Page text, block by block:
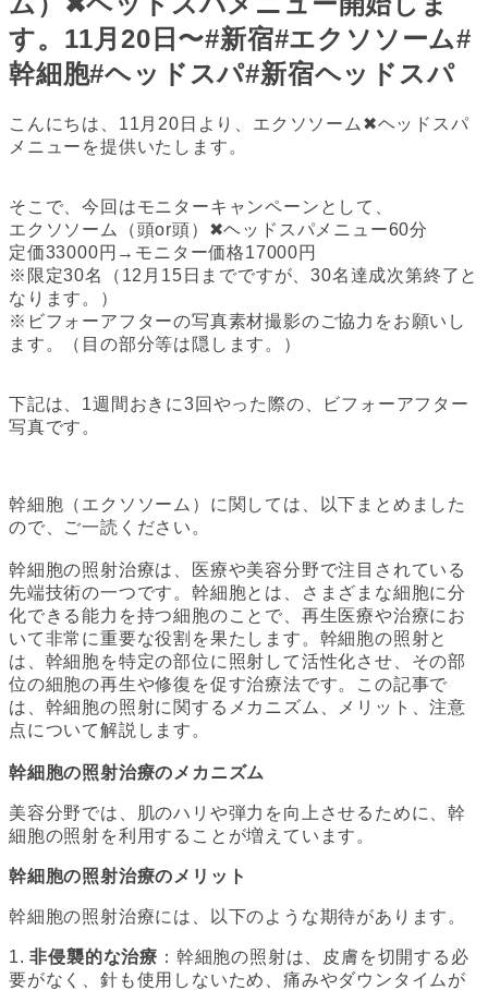
す。11月20日〜#新宿#エクソソーム#
幹細胞#ヘッドスパ#新宿ヘッドスパ
こんにちは、11月20日より、エクソソーム✖︎ヘッドスパ
メニューを提供いたします。
そこで、今回はモニターキャンペーンとして、
エクソソーム（頭or頭）✖︎ヘッドスパメニュー60分
定価33000円→モニター価格17000円
※限定30名（12月15日までですが、30名達成次第終了と
なります。）
※ビフォーアフターの写真素材撮影のご協力をお願いし
ます。（目の部分等は隠します。）
下記は、1週間おきに3回やった際の、ビフォーアフター
写真です。
幹細胞（エクソソーム）に関しては、以下まとめました
ので、ご一読ください。
幹細胞の照射治療は、医療や美容分野で注目されている
先端技術の一つです。幹細胞とは、さまざまな細胞に分
化できる能力を持つ細胞のことで、再生医療や治療にお
いて非常に重要な役割を果たします。幹細胞の照射と
は、幹細胞を特定の部位に照射して活性化させ、その部
位の細胞の再生や修復を促す治療法です。この記事で
は、幹細胞の照射に関するメカニズム、メリット、注意
点について解説します。
幹細胞の照射治療のメカニズム
美容分野では、肌のハリや弾力を向上させるために、幹
細胞の照射を利用することが増えています。
幹細胞の照射治療のメリット
幹細胞の照射治療には、以下のような期待があります。
1.非侵襲的な治療 ：幹細胞の照射は、皮膚を切開する必
要がなく、針も使用しないため、痛みやダウンタイムが